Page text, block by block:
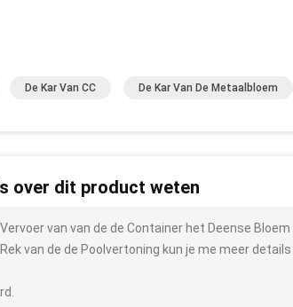
De Kar Van CC De Kar Van De Metaalbloem
over dit product weten
van van de de Container het Deense
van de de Poolvertoning kun je me meer